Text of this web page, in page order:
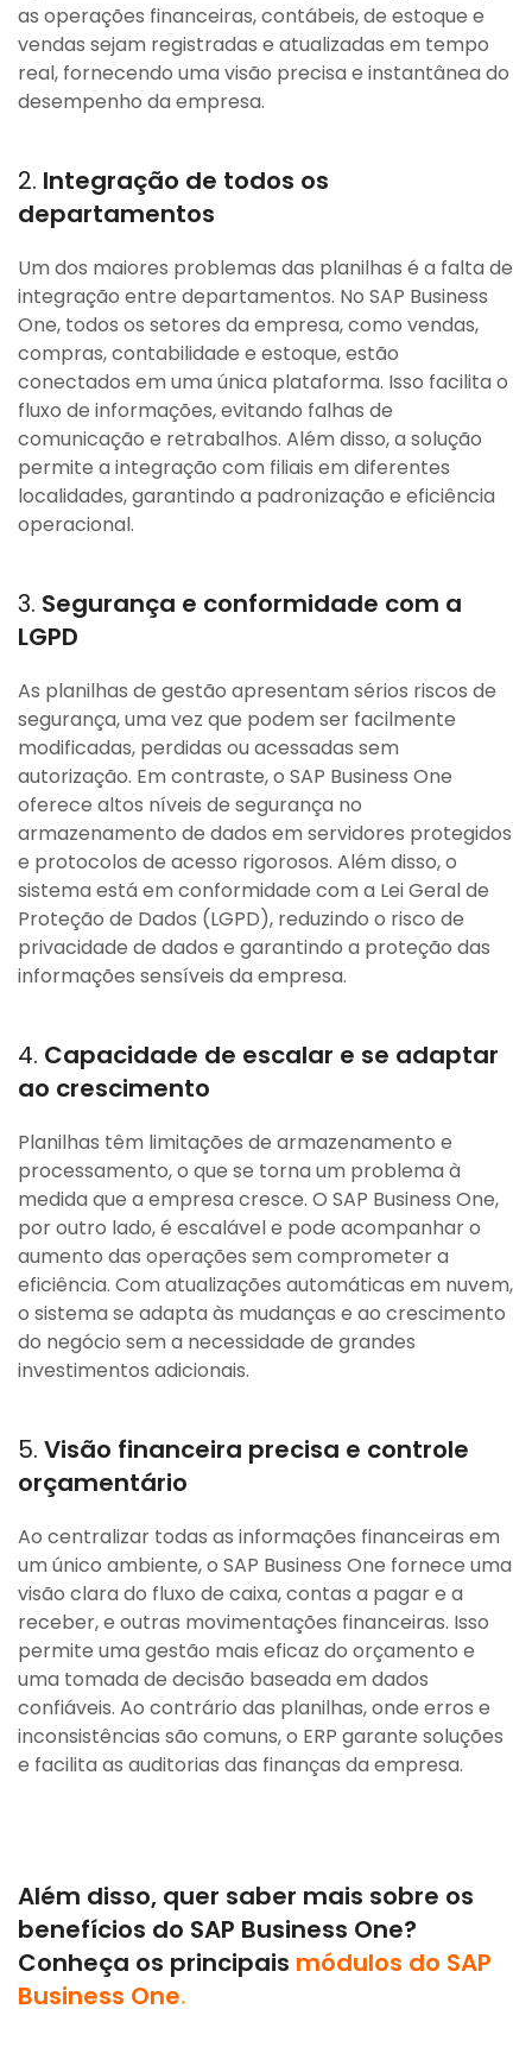
as operações financeiras, contábeis, de estoque e
vendas sejam registradas e atualizadas em tempo
real, fornecendo uma visão precisa e instantânea do
desempenho da empresa.
2. Integração de todos os
departamentos
Um dos maiores problemas das planilhas é a falta de
integração entre departamentos. No SAP Business
One, todos os setores da empresa, como vendas,
compras, contabilidade e estoque, estão
conectados em uma única plataforma. Isso facilita o
fluxo de informações, evitando falhas de
comunicação e retrabalhos. Além disso, a solução
permite a integração com filiais em diferentes
localidades, garantindo a padronização e eficiência
operacional.
3. Segurança e conformidade com a
LGPD
As planilhas de gestão apresentam sérios riscos de
segurança, uma vez que podem ser facilmente
modificadas, perdidas ou acessadas sem
autorização. Em contraste, o SAP Business One
oferece altos níveis de segurança no
armazenamento de dados em servidores protegidos
e protocolos de acesso rigorosos. Além disso, o
sistema está em conformidade com a Lei Geral de
Proteção de Dados (LGPD), reduzindo o risco de
privacidade de dados e garantindo a proteção das
informações sensíveis da empresa.
4. Capacidade de escalar e se adaptar
ao crescimento
Planilhas têm limitações de armazenamento e
processamento, o que se torna um problema à
medida que a empresa cresce. O SAP Business One,
por outro lado, é escalável e pode acompanhar o
aumento das operações sem comprometer a
eficiência. Com atualizações automáticas em nuvem,
o sistema se adapta às mudanças e ao crescimento
do negócio sem a necessidade de grandes
investimentos adicionais.
5. Visão financeira precisa e controle
orçamentário
Ao centralizar todas as informações financeiras em
um único ambiente, o SAP Business One fornece uma
visão clara do fluxo de caixa, contas a pagar e a
receber, e outras movimentações financeiras. Isso
permite uma gestão mais eficaz do orçamento e
uma tomada de decisão baseada em dados
confiáveis. Ao contrário das planilhas, onde erros e
inconsistências são comuns, o ERP garante soluções
e facilita as auditorias das finanças da empresa.
Além disso, quer saber mais sobre os
benefícios do SAP Business One?
Conheça os principais módulos do SAP
Business One.